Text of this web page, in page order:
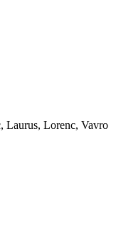
Laurus, Lorenc, Vavro